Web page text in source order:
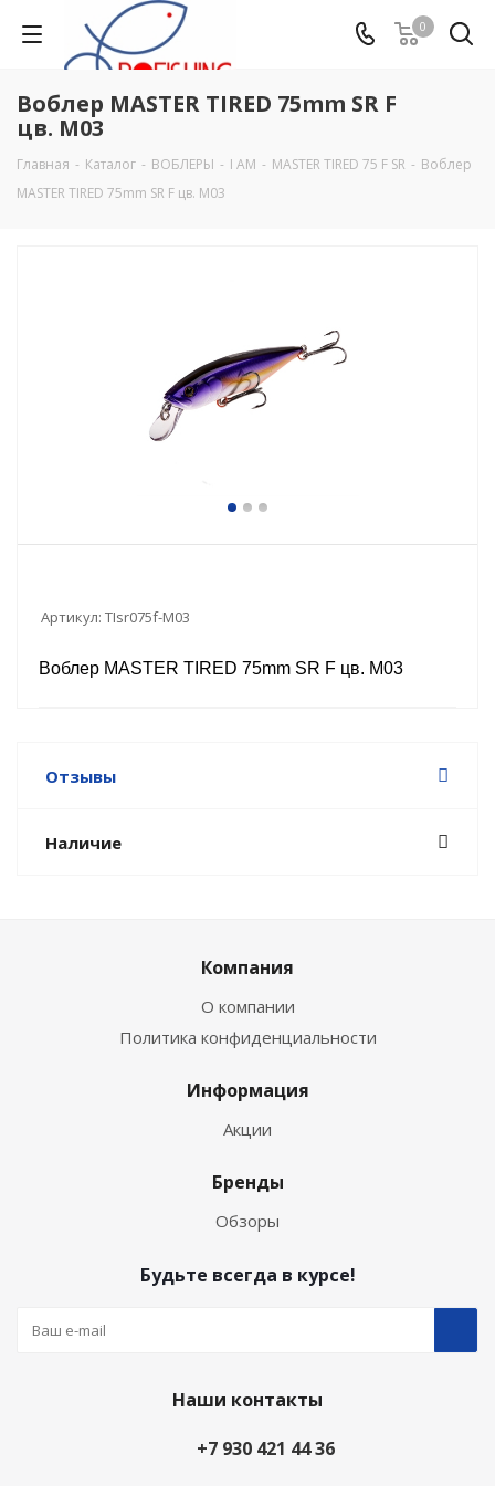
0
Воблер MASTER TIRED 75mm SR F
цв. M03
Главная - Каталог - ВОБЛЕРЫ - I AM - MASTER TIRED 75 F SR - Воблер
MASTER TIRED 75mm SR F цв. M03
Артикул: TIsr075f-M03
Воблер MASTER TIRED 75mm SR F цв. M03
Отзывы
Наличие
Компания
О компании
Политика конфиденциальности
Информация
Акции
Бренды
Обзоры
Будьте всегда в курсе!
Наши контакты
+7 930 421 44 36